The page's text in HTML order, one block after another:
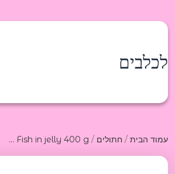
לכלבים
עמוד הבית/ חתולים / Dr.Pet gold Ocean Fish in jelly 400 g דר פט גולד שימורים לחתולים מדגי אוקיאנוס בגלי 400ג